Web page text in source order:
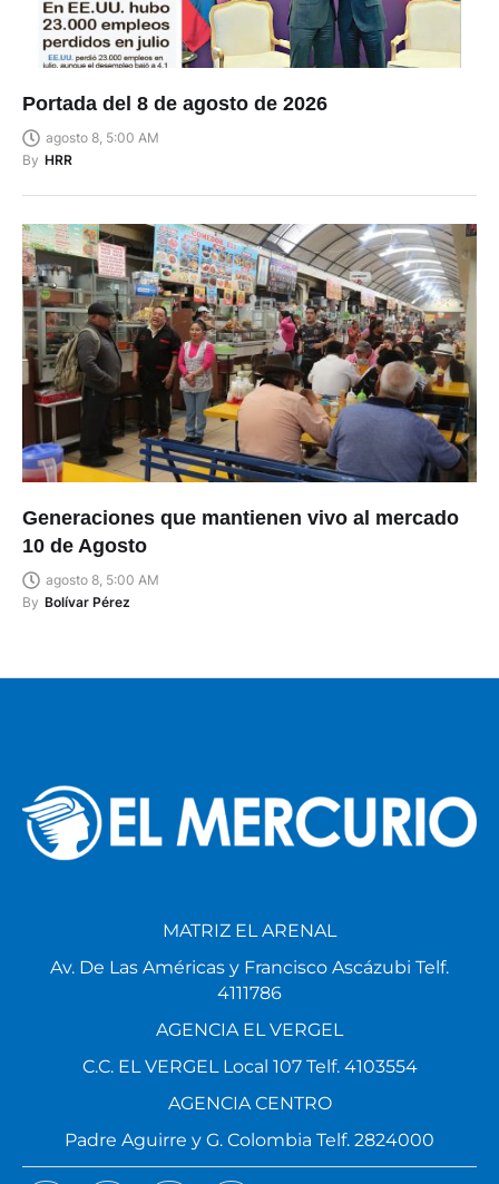
Portada del 8 de agosto de 2026
agosto 8, 5:00 AM
By HRR
Generaciones que mantienen vivo al mercado
10 de Agosto
agosto 8, 5:00 AM
By Bolívar Pérez
MATRIZ EL ARENAL
Av. De Las Américas y Francisco Ascázubi Telf.
4111786
AGENCIA EL VERGEL
C.C. EL VERGEL Local 107 Telf. 4103554
AGENCIA CENTRO
Padre Aguirre y G. Colombia Telf. 2824000